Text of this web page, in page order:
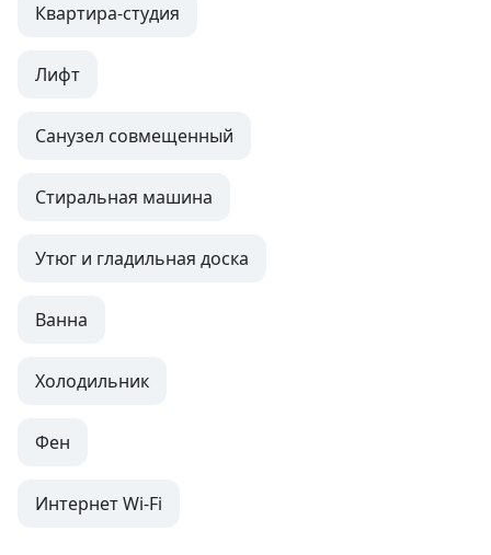
Квартира-студия
Лифт
Санузел совмещенный
Стиральная машина
Утюг и гладильная доска
Ванна
Холодильник
Фен
Интернет Wi-Fi